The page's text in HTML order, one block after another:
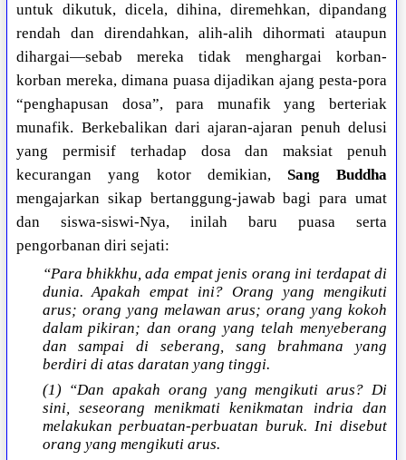
untuk dikutuk, dicela, dihina, diremehkan, dipandang
rendah dan direndahkan, alih-alih dihormati ataupun
dihargai—sebab mereka tidak menghargai korban-
korban mereka, dimana puasa dijadikan ajang pesta-pora
“penghapusan dosa”, para munafik yang berteriak
munafik. Berkebalikan dari ajaran-ajaran penuh delusi
yang permisif terhadap dosa dan maksiat penuh
kecurangan yang kotor demikian, Sang Buddha
mengajarkan sikap bertanggung-jawab bagi para umat
dan siswa-siswi-Nya, inilah baru puasa serta
pengorbanan diri sejati:
“Para bhikkhu, ada empat jenis orang ini terdapat di
dunia. Apakah empat ini? Orang yang mengikuti
arus; orang yang melawan arus; orang yang kokoh
dalam pikiran; dan orang yang telah menyeberang
dan sampai di seberang, sang brahmana yang
berdiri di atas daratan yang tinggi.
(1) “Dan apakah orang yang mengikuti arus? Di
sini, seseorang menikmati kenikmatan indria dan
melakukan perbuatan-perbuatan buruk. Ini disebut
orang yang mengikuti arus.